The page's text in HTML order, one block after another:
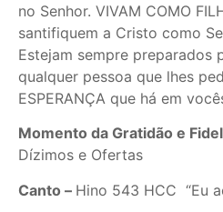
no Senhor. VIVAM COMO
santifiquem a Cristo como
Estejam sempre preparados
qualquer pessoa que lhes
ESPERANÇA que há em
Momento da Gratidão e
Dízimos e Ofertas
Canto – Hino 543 HCC “Eu